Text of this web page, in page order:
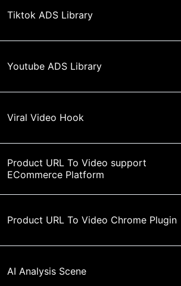
Tiktok ADS Library
Youtube ADS Library
Viral Video Hook
Product URL To Video support
ECommerce Platform
Product URL To Video Chrome Plugin
AI Analysis Scene